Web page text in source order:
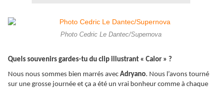
Photo Cedric Le Dantec/Supernova
Quels souvenirs gardes-tu du clip illustrant « Calor » ?
Nous nous sommes bien marrés avec Adryano. Nous l’avons tourné
sur une grosse journée et ça a été un vrai bonheur comme à chaque